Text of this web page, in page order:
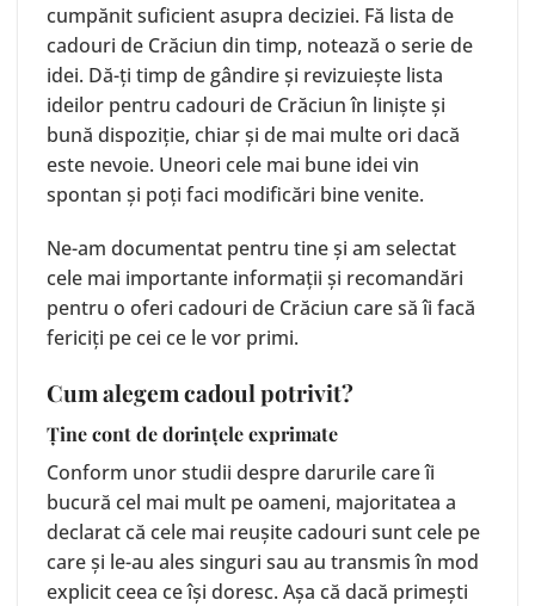
cumpănit suficient asupra deciziei. Fă lista de
cadouri de Crăciun din timp, notează o serie de
idei. Dă-ți timp de gândire și revizuiește lista
ideilor pentru cadouri de Crăciun în liniște și
bună dispoziție, chiar și de mai multe ori dacă
este nevoie. Uneori cele mai bune idei vin
spontan și poți faci modificări bine venite.
Ne-am documentat pentru tine și am selectat
cele mai importante informații și recomandări
pentru o oferi cadouri de Crăciun care să îi facă
fericiți pe cei ce le vor primi.
Cum alegem cadoul potrivit?
Ține cont de dorințele exprimate
Conform unor studii despre darurile care îi
bucură cel mai mult pe oameni, majoritatea a
declarat că cele mai reușite cadouri sunt cele pe
care și le-au ales singuri sau au transmis în mod
explicit ceea ce își doresc. Așa că dacă primești